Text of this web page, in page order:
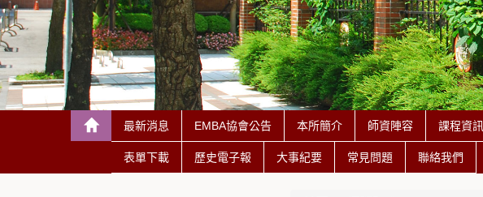
最新消息 EMBA協會公告 本所簡介 師資陣容 課程資訊
表單下載 歷史電子報 大事紀要 常見問題 聯絡我們